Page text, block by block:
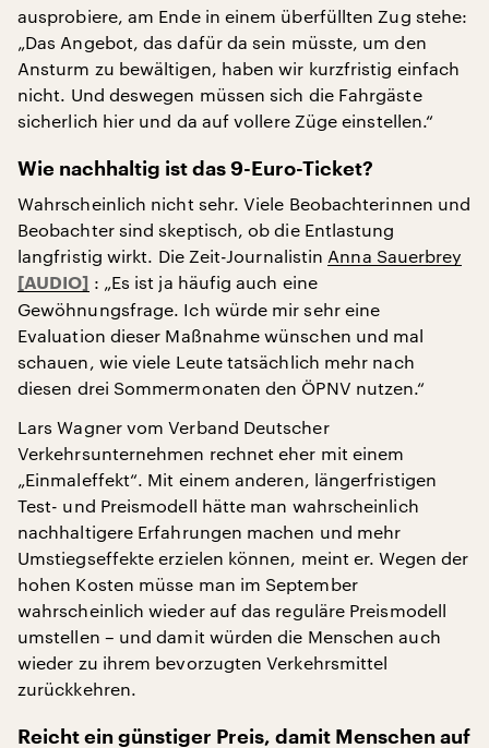
ausprobiere, am Ende in einem überfüllten Zug stehe:
„Das Angebot, das dafür da sein müsste, um den
Ansturm zu bewältigen, haben wir kurzfristig einfach
nicht. Und deswegen müssen sich die Fahrgäste
sicherlich hier und da auf vollere Züge einstellen.“
Wie nachhaltig ist das 9-Euro-Ticket?
Wahrscheinlich nicht sehr. Viele Beobachterinnen und
Beobachter sind skeptisch, ob die Entlastung
langfristig wirkt. Die Zeit-Journalistin Anna Sauerbrey
: „Es ist ja häufig auch eine
Gewöhnungsfrage. Ich würde mir sehr eine
Evaluation dieser Maßnahme wünschen und mal
schauen, wie viele Leute tatsächlich mehr nach
diesen drei Sommermonaten den ÖPNV nutzen.“
Lars Wagner vom Verband Deutscher
Verkehrsunternehmen rechnet eher mit einem
„Einmaleffekt“. Mit einem anderen, längerfristigen
Test- und Preismodell hätte man wahrscheinlich
nachhaltigere Erfahrungen machen und mehr
Umstiegseffekte erzielen können, meint er. Wegen der
hohen Kosten müsse man im September
wahrscheinlich wieder auf das reguläre Preismodell
umstellen – und damit würden die Menschen auch
wieder zu ihrem bevorzugten Verkehrsmittel
zurückkehren.
Reicht ein günstiger Preis, damit Menschen auf